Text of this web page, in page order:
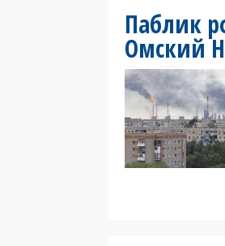
Паблик
Омский